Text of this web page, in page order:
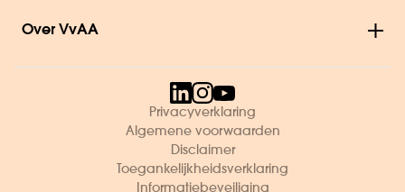
Over VvAA
Privacyverklaring
Algemene voorwaarden
Disclaimer
Toegankelijkheidsverklaring
Informatiebeveiliging